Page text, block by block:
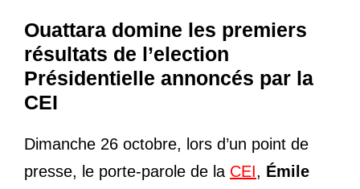
Ouattara domine les premiers
résultats de l’election
Présidentielle annoncés par la
CEI
Dimanche 26 octobre, lors d’un point de
presse, le porte-parole de la CEI, Émile